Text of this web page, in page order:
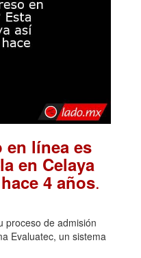
en línea es
en Celaya
4 años.
proceso de admisión
Evaluatec, un sistema